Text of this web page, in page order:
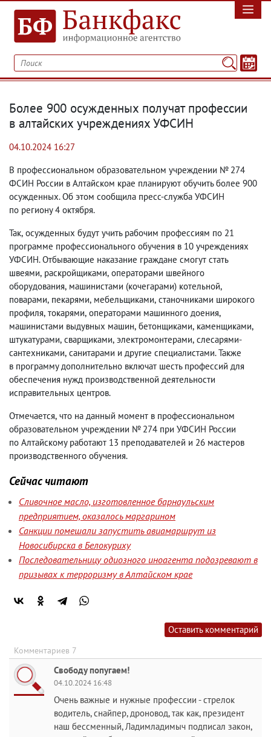
Более 900 осужденных получат профессии
в алтайских учреждениях УФСИН
04.10.2024 16:27
В профессиональном образовательном учреждении № 274
ФСИН России в Алтайском крае планируют обучить более 900
осужденных. Об этом сообщила пресс-служба УФСИН
по региону 4 октября.
Так, осужденных будут учить рабочим профессиям по 21
программе профессионального обучения в 10 учреждениях
УФСИН. Отбывающие наказание граждане смогут стать
швеями, раскройщиками, операторами швейного
оборудования, машинистами (кочегарами) котельной,
поварами, пекарями, мебельщиками, станочниками широкого
профиля, токарями, операторами машинного доения,
машинистами выдувных машин, бетонщиками, каменщиками,
штукатурами, сварщиками, электромонтерами, слесарями-
сантехниками, санитарами и другие специалистами. Также
в программу дополнительно включат шесть профессий для
обеспечения нужд производственной деятельности
исправительных центров.
Отмечается, что на данный момент в профессиональном
образовательном учреждении № 274 при УФСИН России
по Алтайскому работают 13 преподавателей и 26 мастеров
производственного обучения.
Сейчас читают
Сливочное масло, изготовленное барнаульским
предприятием, оказалось маргарином
Санкции помешали запустить авиамаршрут из
Новосибирска в Белокуриху
Последовательницу одиозного иноагента подозревают в
призывах к терроризму в Алтайском крае
Оставить комментарий
Комментариев 7
Свободу попугаем!
04.10.2024 16:48
Очень важные и нужные профессии - стрелок
водитель, снайпер, дроновод, так как, президент
наш бессменный, Ладимладимыч подписал закон,